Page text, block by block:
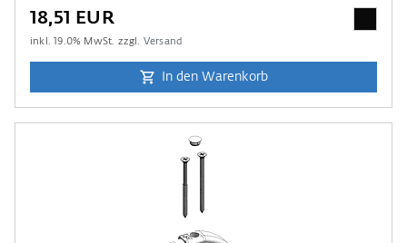
18,51 EUR
inkl.19.0% MwSt. zzgl. Versand
In den Warenkorb